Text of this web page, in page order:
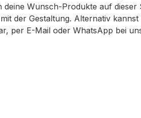
deine Wunsch-Produkte auf dieser
der Gestaltung. Alternativ
per E-Mail oder WhatsApp bei